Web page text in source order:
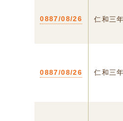
0887/08/26 仁和三
0887/08/26 仁和三